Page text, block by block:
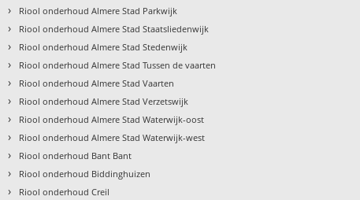
› Riool onderhoud Almere Stad Parkwijk
› Riool onderhoud Almere Stad Staatsliedenwijk
› Riool onderhoud Almere Stad Stedenwijk
› Riool onderhoud Almere Stad Tussen de vaarten
› Riool onderhoud Almere Stad Vaarten
› Riool onderhoud Almere Stad Verzetswijk
› Riool onderhoud Almere Stad Waterwijk-oost
› Riool onderhoud Almere Stad Waterwijk-west
› Riool onderhoud Bant Bant
› Riool onderhoud Biddinghuizen
› Riool onderhoud Creil